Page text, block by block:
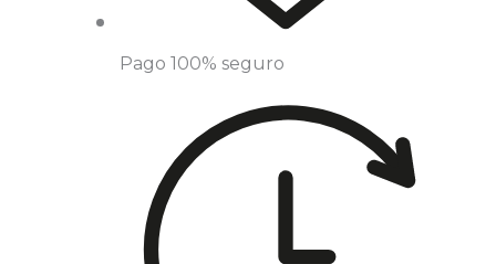
Pago 100% seguro